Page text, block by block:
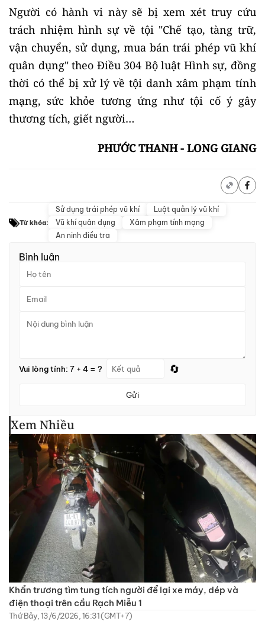
Người có hành vi này sẽ bị xem xét truy cứu
trách nhiệm hình sự về tội "Chế tạo, tàng trữ,
vận chuyển, sử dụng, mua bán trái phép vũ khí
quân dụng" theo Điều 304 Bộ luật Hình sự, đồng
thời có thể bị xử lý về tội danh xâm phạm tính
mạng, sức khỏe tương ứng như tội cố ý gây
thương tích, giết người…
PHƯỚC THANH - LONG GIANG
Từ khóa:
Sử dụng trái phép vũ khí
Luật quản lý vũ khí
Vũ khí quân dụng
Xâm phạm tính mạng
An ninh điều tra
Bình luận
Vui lòng tính: 7 + 4 = ? 🔄
Gửi
Xem Nhiều
Khẩn trương tìm tung tích người để lại xe máy, dép và
điện thoại trên cầu Rạch Miễu 1
Thứ Bảy, 13/6/2026, 16:31 (GMT+7)